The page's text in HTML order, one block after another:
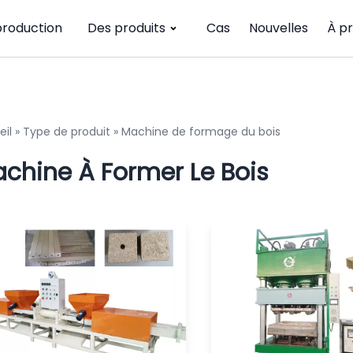
Des produits Cas Nouvelles À
» Type de produit » Machine de formage du bois
À Former Le Bois